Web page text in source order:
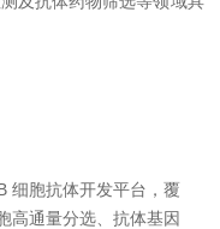
细胞抗体开发平台，覆
高通量分选、抗体基因